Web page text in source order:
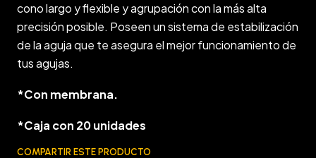
cono largo y flexible y agrupación con la más alta
precisión posible. Poseen un sistema de estabilización
de la aguja que te asegura el mejor funcionamiento de
tus agujas.
*Con membrana.
*Caja con 20 unidades
COMPARTIR ESTE PRODUCTO